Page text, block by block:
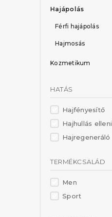
Hajápolás
Férfi hajápolás
Hajmosás
Kozmetikum
HATÁS
Hajfényesítő
Hajhullás elleni
Hajregeneráló
TERMÉKCSALÁD
Men
Sport